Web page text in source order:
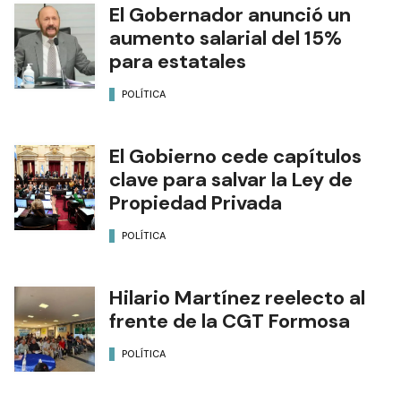
El Gobernador anunció un
aumento salarial del 15%
para estatales
POLÍTICA
El Gobierno cede capítulos
clave para salvar la Ley de
Propiedad Privada
POLÍTICA
Hilario Martínez reelecto al
frente de la CGT Formosa
POLÍTICA